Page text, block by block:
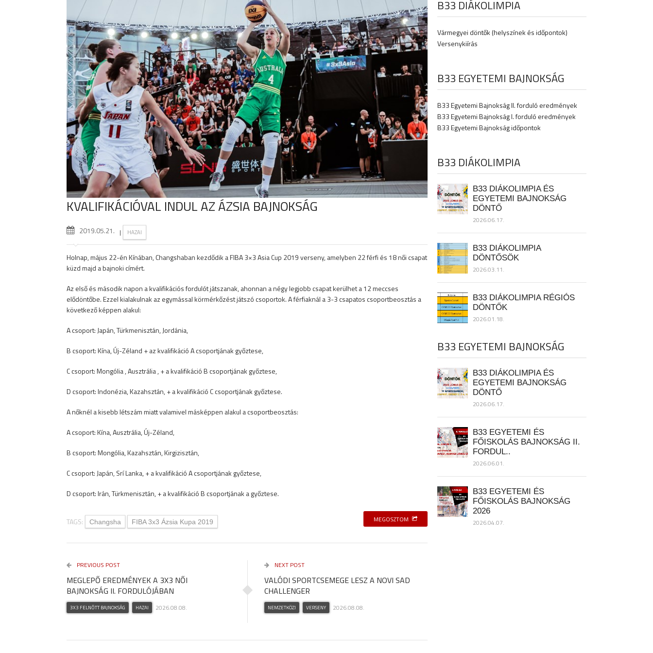
KVALIFIKÁCIÓVAL INDUL AZ ÁZSIA BAJNOKSÁG
2019.05.21. | HAZAI
Holnap, május 22-én Kínában, Changshaban kezdődik a FIBA 3×3 Asia Cup 2019 verseny, amelyben 22 férfi és 18 női csapat
küzd majd a bajnoki címért.
Az első és második napon a kvalifikációs fordulót játszanak, ahonnan a négy legjobb csapat kerülhet a 12 meccses
elődöntőbe. Ezzel kialakulnak az egymással körmérkőzést játszó csoportok. A férfiaknál a 3-3 csapatos csoportbeosztás a
következő képpen alakul:
A csoport: Japán, Türkmenisztán, Jordánia,
B csoport: Kína, Új-Zéland + az kvalifikáció A csoportjának győztese,
C csoport: Mongólia , Ausztrália , + a kvalifikáció B csoportjának győztese,
D csoport: Indonézia, Kazahsztán, + a kvalifikáció C csoportjának győztese.
A nőknél a kisebb létszám miatt valamivel másképpen alakul a csoportbeosztás:
A csoport: Kína, Ausztrália, Új-Zéland,
B csoport: Mongólia, Kazahsztán, Kirgizisztán,
C csoport: Japán, Srí Lanka, + a kvalifikáció A csoportjának győztese,
D csoport: Irán, Türkmenisztán, + a kvalifikáció B csoportjának a győztese.
TAGS: Changsha FIBA 3x3 Ázsia Kupa 2019 MEGOSZTOM
PREVIOUS POST
MEGLEPŐ EREDMÉNYEK A 3X3 NŐI
BAJNOKSÁG II. FORDULÓJÁBAN
3X3 FELNŐTT BAJNOKSÁG HAZAI 2026.08.08.
NEXT POST
VALÓDI SPORTCSEMEGE LESZ A NOVI SAD
CHALLENGER
NEMZETKÖZI VERSENY 2026.08.08.
B33 DIÁKOLIMPIA
Vármegyei döntők (helyszínek és időpontok)
Versenykiírás
B33 EGYETEMI BAJNOKSÁG
B33 Egyetemi Bajnokság II. forduló eredmények
B33 Egyetemi Bajnokság I. forduló eredmények
B33 Egyetemi Bajnokság időpontok
B33 DIÁKOLIMPIA
B33 DIÁKOLIMPIA ÉS
EGYETEMI BAJNOKSÁG
DÖNTŐ
2026.06.17.
B33 DIÁKOLIMPIA
DÖNTŐSÖK
2026.03.11.
B33 DIÁKOLIMPIA RÉGIÓS
DÖNTŐK
2026.01.18.
B33 EGYETEMI BAJNOKSÁG
B33 DIÁKOLIMPIA ÉS
EGYETEMI BAJNOKSÁG
DÖNTŐ
2026.06.17.
B33 EGYETEMI ÉS
FŐISKOLÁS BAJNOKSÁG II.
FORDUL..
2026.06.01.
B33 EGYETEMI ÉS
FŐISKOLÁS BAJNOKSÁG
2026
2026.04.07.